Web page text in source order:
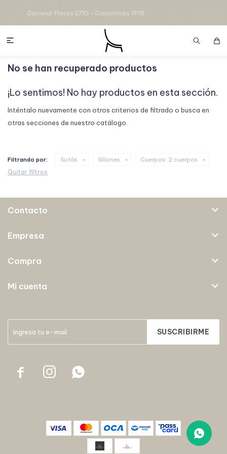

No se han recuperado productos
¡Lo sentimos! No hay productos en esta sección.
Inténtalo nuevamente con otros criterios de filtrado o busca en
otras secciones de nuestro catálogo.
Filtrando por: Sofás Sillones Cuerpos: 2 cuerpos
Quitar filtros
SUSCRIBIRME
  
Contacto
Empresa
Compra
Mi cuenta